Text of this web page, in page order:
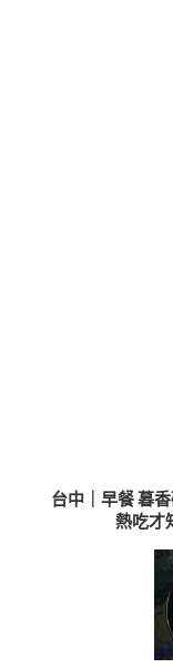
台中｜早餐 暮
熱吃才